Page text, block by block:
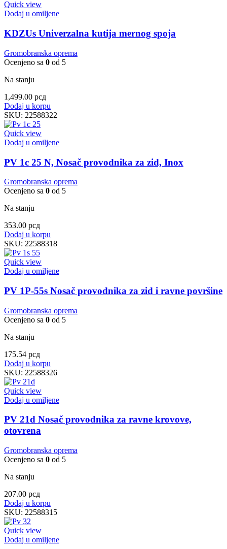
Quick view
Dodaj u omiljene
KDZUs Univerzalna kutija mernog spoja
Gromobranska oprema
Ocenjeno sa 0 od 5
Na stanju
1,499.00 рсд
Dodaj u korpu
SKU: 22588322
Quick view
Dodaj u omiljene
PV 1c 25 N, Nosač provodnika za zid, Inox
Gromobranska oprema
Ocenjeno sa 0 od 5
Na stanju
353.00 рсд
Dodaj u korpu
SKU: 22588318
Quick view
Dodaj u omiljene
PV 1P-55s Nosač provodnika za zid i ravne površine
Gromobranska oprema
Ocenjeno sa 0 od 5
Na stanju
175.54 рсд
Dodaj u korpu
SKU: 22588326
Quick view
Dodaj u omiljene
PV 21d Nosač provodnika za ravne krovove,
otovrena
Gromobranska oprema
Ocenjeno sa 0 od 5
Na stanju
207.00 рсд
Dodaj u korpu
SKU: 22588315
Quick view
Dodaj u omiljene